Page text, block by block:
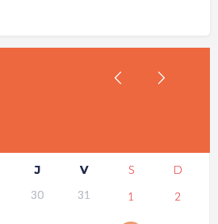
J V S D
30 31 1 2